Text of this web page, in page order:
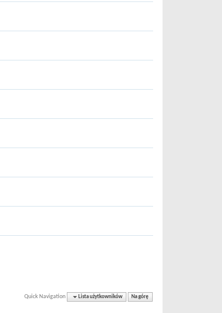
Quick Navigation Lista użytkowników Na górę